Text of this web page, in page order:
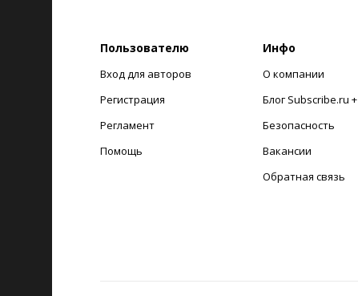
Пользователю
Вход для авторов
Регистрация
Регламент
Помощь
Инфо
О компании
Блог Subscribe.ru +
Безопасность
Вакансии
Обратная связь